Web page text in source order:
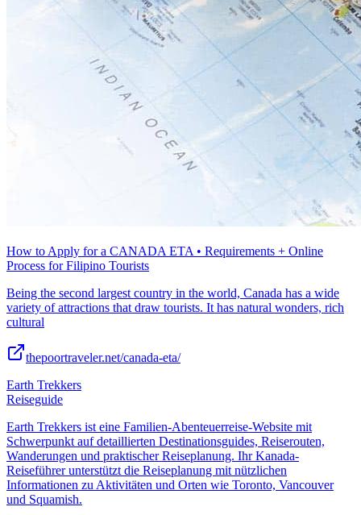
How to Apply for a CANADA ETA • Requirements + Online
Process for Filipino Tourists
Being the second largest country in the world, Canada has a wide
variety of attractions that draw tourists. It has natural wonders, rich
cultural
thepoortraveler.net/canada-eta/
Earth Trekkers
Reiseguide
Earth Trekkers ist eine Familien-Abenteuerreise-Website mit
Schwerpunkt auf detaillierten Destinationsguides, Reiserouten,
Wanderungen und praktischer Reiseplanung. Ihr Kanada-
Reiseführer unterstützt die Reiseplanung mit nützlichen
Informationen zu Aktivitäten und Orten wie Toronto, Vancouver
und Squamish.